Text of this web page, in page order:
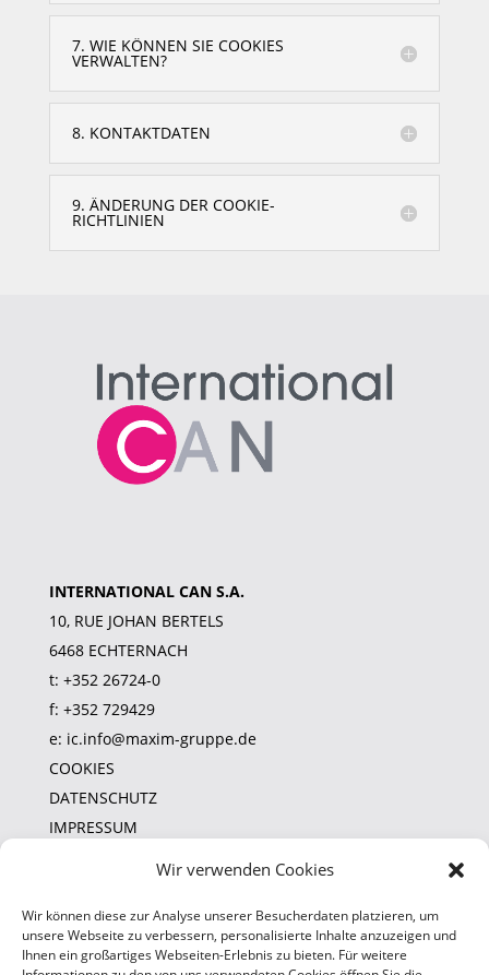
Wir verwenden Cookies
Wir können diese zur Analyse unserer Besucherdaten platzieren, um
unsere Webseite zu verbessern, personalisierte Inhalte anzuzeigen und
Ihnen ein großartiges Webseiten-Erlebnis zu bieten. Für weitere
7. WIE KÖNNEN SIE COOKIES
VERWALTEN?
8. KONTAKTDATEN
9. ÄNDERUNG DER COOKIE-
RICHTLINIEN
INTERNATIONAL CAN S.A.
10, RUE JOHAN BERTELS
6468 ECHTERNACH
t: +352 26724-0
f: +352 729429
e: ic.info@maxim-gruppe.de
COOKIES
DATENSCHUTZ
IMPRESSUM
HINWEISGEBERSYSTEM
MAXIM GRUPPE
NACHHALTIGKEIT